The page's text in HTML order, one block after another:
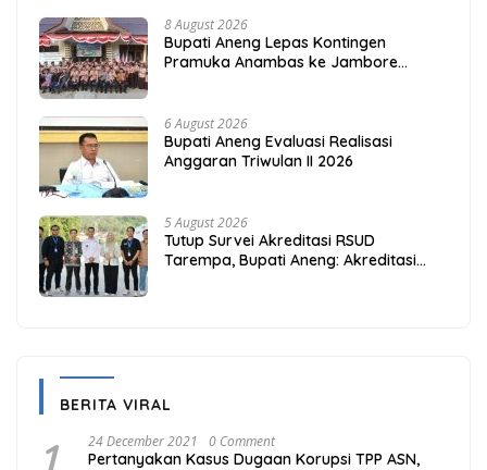
8 August 2026
Bupati Aneng Lepas Kontingen
Pramuka Anambas ke Jambore
6 August 2026
Bupati Aneng Evaluasi Realisasi
Anggaran Triwulan II 2026
5 August 2026
Tutup Survei Akreditasi RSUD
Tarempa, Bupati Aneng: Akreditasi
BERITA VIRAL
24 December 2021 0 Comment
Pertanyakan Kasus Dugaan Korupsi TPP ASN,